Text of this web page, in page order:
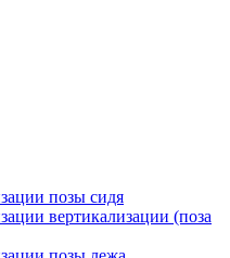
позы сидя
вертикализации (поза